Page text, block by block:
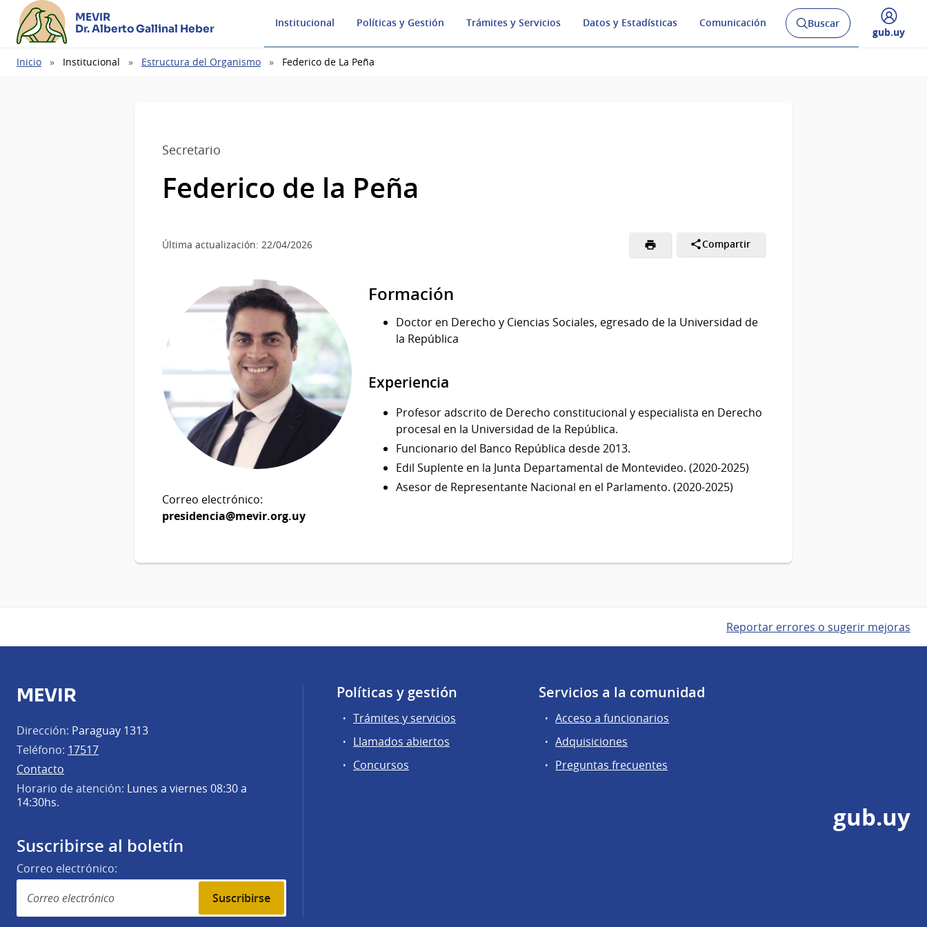
MEVIR
Dr. Alberto Gallinal Heber
Institucional Políticas y Gestión Trámites y Servicios Datos y Estadísticas Comunicación
Abrir
buscador
Buscar
Desplegar
gub.uy
Ruta
Inicio Institucional Estructura del Organismo Federico de La Peña
Secretario
Federico de la Peña
Última actualización: 22/04/2026 Compartir
Correo electrónico:
presidencia@mevir.org.uy
Formación
Doctor en Derecho y Ciencias Sociales, egresado de la Universidad de
la República
Experiencia
Profesor adscrito de Derecho constitucional y especialista en Derecho
procesal en la Universidad de la República.
Funcionario del Banco República desde 2013.
Edil Suplente en la Junta Departamental de Montevideo. (2020-2025)
Asesor de Representante Nacional en el Parlamento. (2020-2025)
Reportar errores o sugerir mejoras
MEVIR
Dirección: Paraguay 1313
Teléfono: 17517
Contacto
Horario de atención: Lunes a viernes 08:30 a
14:30hs.
Suscribirse al boletín
Correo electrónico:
Suscribirse
Políticas y gestión
Trámites y servicios
Llamados abiertos
Concursos
Servicios a la comunidad
Acceso a funcionarios
Adquisiciones
Preguntas frecuentes
gub.uy